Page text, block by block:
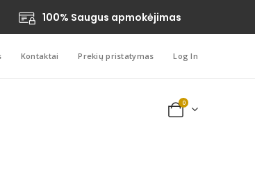
100% Saugus apmokėjimas
Kontaktai Prekių pristatymas Log In
0